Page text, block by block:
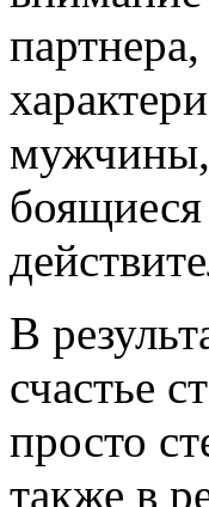
мужчины,
В
счастье
просто
также в